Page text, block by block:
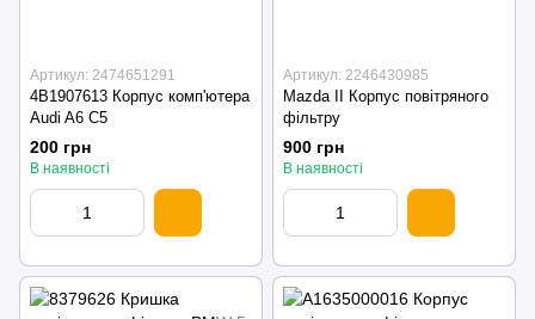
Артикул: 2474651291
4B1907613 Корпус комп'ютера
Audi A6 C5
200 грн
В наявності
Артикул: 2246430985
Mazda II Корпус повітряного
фільтру
900 грн
В наявності